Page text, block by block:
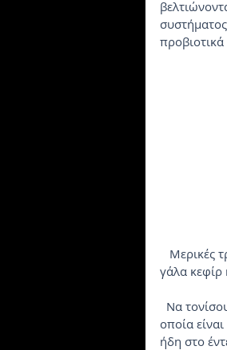
προβιοτικά
γάλα κεφίρ
οποία
ήδη στο